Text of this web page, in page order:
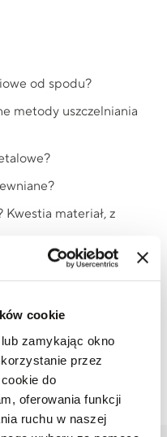
cookie
zamykając okno
przez
do
oferowania funkcji
ruchu w naszej
od spodu?
metody uszczelniania
materiał, z